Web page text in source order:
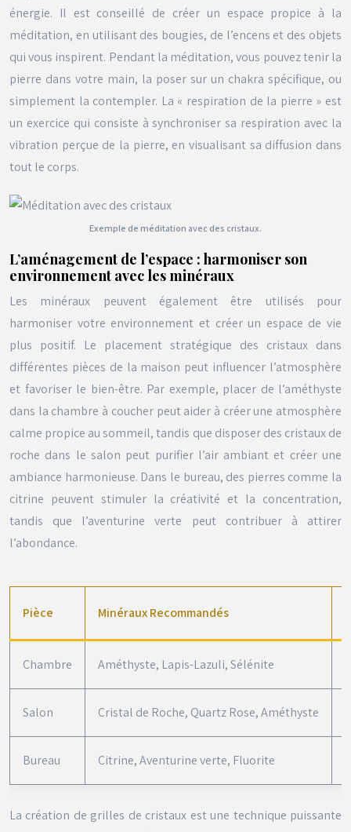
énergie. Il est conseillé de créer un espace propice à la
méditation, en utilisant des bougies, de l’encens et des objets
qui vous inspirent. Pendant la méditation, vous pouvez tenir la
pierre dans votre main, la poser sur un chakra spécifique, ou
simplement la contempler. La « respiration de la pierre » est
un exercice qui consiste à synchroniser sa respiration avec la
vibration perçue de la pierre, en visualisant sa diffusion dans
tout le corps.
Exemple de méditation avec des cristaux.
L’aménagement de l’espace : harmoniser son
environnement avec les minéraux
Les minéraux peuvent également être utilisés pour
harmoniser votre environnement et créer un espace de vie
plus positif. Le placement stratégique des cristaux dans
différentes pièces de la maison peut influencer l’atmosphère
et favoriser le bien-être. Par exemple, placer de l’améthyste
dans la chambre à coucher peut aider à créer une atmosphère
calme propice au sommeil, tandis que disposer des cristaux de
roche dans le salon peut purifier l’air ambiant et créer une
ambiance harmonieuse. Dans le bureau, des pierres comme la
citrine peuvent stimuler la créativité et la concentration,
tandis que l’aventurine verte peut contribuer à attirer
l’abondance.
Pièce Minéraux Recommandés
Chambre Améthyste, Lapis-Lazuli, Sélénite
Salon Cristal de Roche, Quartz Rose, Améthyste
Bureau Citrine, Aventurine verte, Fluorite
La création de grilles de cristaux est une technique puissante